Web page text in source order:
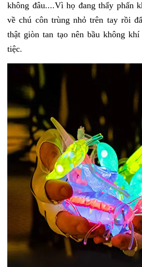
không đâu....Vì họ đang thấy phấn
về chú côn trùng nhỏ trên tay rồi
thật giòn tan tạo nên bầu không
tiệc.